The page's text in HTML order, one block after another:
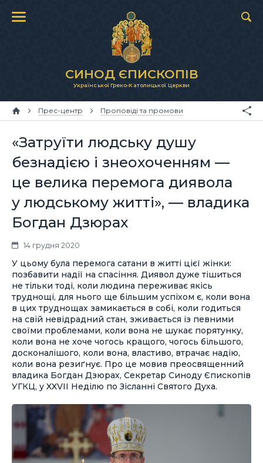
СИНОД ЄПИСКОПІВ
Української Греко-Католицької Церкви
Прес-центр Проповіді та промови
«Затруїти людську душу
безнадією і знеохоченням —
це велика перемога диявола
у людському житті», — владика
Богдан Дзюрах
14 грудня 2020
У цьому була перемога сатани в житті цієї жінки:
позбавити надії на спасіння. Диявол дуже тішиться
не тільки тоді, коли людина переживає якісь
труднощі, для нього ще більшим успіхом є, коли вона
в цих труднощах замикається в собі, коли годиться
на свій невідрадний стан, зживається із певними
своїми проблемами, коли вона не шукає порятунку,
коли вона не хоче чогось кращого, чогось більшого,
досконалішого, коли вона, властиво, втрачає надію,
коли вона резиґнує. Про це мовив преосвященний
владика Богдан Дзюрах, Секретар Синоду Єпископів
УГКЦ, у XXVII Неділю по Зісланні Святого Духа.